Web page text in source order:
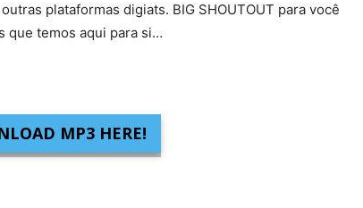
plataformas digiats. BIG SHOUTOUT para você
que temos aqui para si…
MP3 HERE!